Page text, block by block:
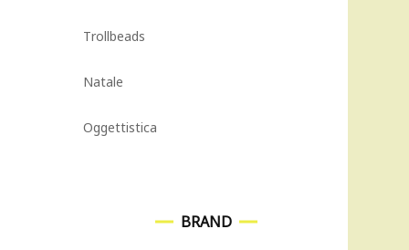
Trollbeads
Natale
Oggettistica
BRAND